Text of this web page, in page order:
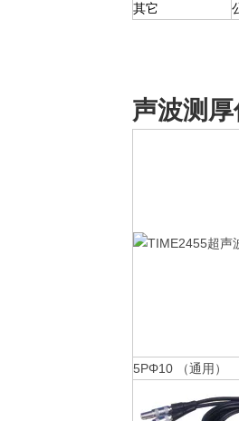
其它
声波测
5PΦ10 （通用）